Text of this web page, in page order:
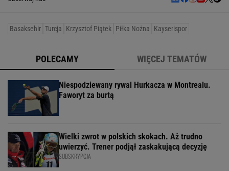
Basaksehir Turcja Krzysztof Piątek Piłka Nożna Kayserispor
POLECAMY WIĘCEJ TEMATÓW
Niespodziewany rywal Hurkacza w Montrealu.
Faworyt za burtą
Wielki zwrot w polskich skokach. Aż trudno
uwierzyć. Trener podjął zaskakującą decyzję
SUBSKRYPCJA